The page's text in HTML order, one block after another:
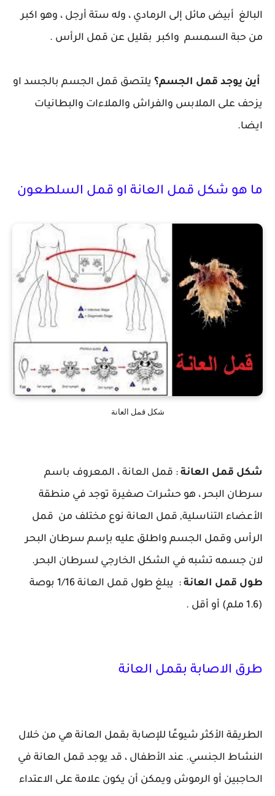
البالغ أبيض مائل إلى الرمادي ، وله ستة أرجل ، وهو اكبر
من حبة السمسم واكبر بقليل عن قمل الرأس .
أين يوجد قمل الجسم؟ يلتصق قمل الجسم بالجسد او
يزحف على الملابس والفراش والملاءات والبطانيات
ايضا.
ما هو شكل قمل العانة او قمل السلطعون
شكل قمل العانة
شكل قمل العانة : قمل العانة ، المعروف باسم
سرطان البحر ، هو حشرات صغيرة توجد في منطقة
الأعضاء التناسلية, قمل العانة نوع مختلف من قمل
الرأس وقمل الجسم واطلق عليه بإسم سرطان البحر
لان جسمه تشبه في الشكل الخارجي لسرطان البحر.
طول قمل العانة
: يبلغ طول قمل العانة 1/16 بوصة
(1.6 ملم) أو أقل .
طرق الاصابة بقمل العانة
الطريقة الأكثر شيوعًا للإصابة بقمل العانة هي من خلال
النشاط الجنسي. عند الأطفال ، قد يوجد قمل العانة في
الحاجبين أو الرموش ويمكن أن يكون علامة على الاعتداء